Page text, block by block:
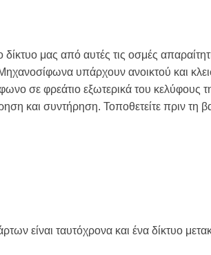
δίκτυο μας από αυτές τις οσμές
υπάρχουν ανοικτού και
σε φρεάτιο εξωτερικά του κελύφους
και συντήρηση. Τοποθετείτε πριν τη
είναι ταυτόχρονα και ένα δίκτυο